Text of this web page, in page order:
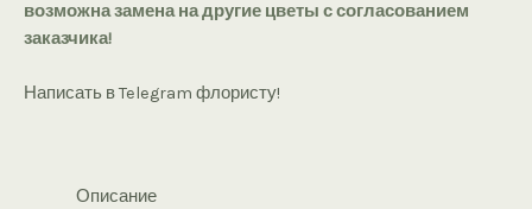
возможна замена на другие цветы с согласованием
заказчика!
Написать в Telegram флористу!
Описание